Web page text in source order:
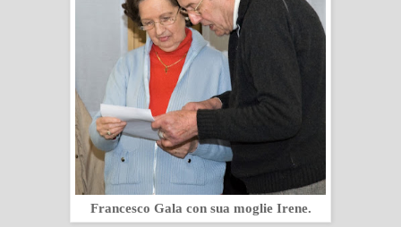
Francesco Gala con sua moglie Irene.